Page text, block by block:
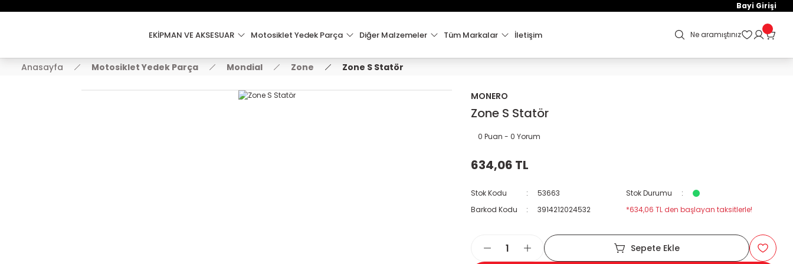
2000 TL VE ÜZERİ KARGO ÜCRETSİZ !
Bayi Girişi
EKİPMAN VE AKSESUAR Motosiklet Yedek Parça Diğer Malzemeler Tüm Markalar İletişim Ne aramıştınız
Anasayfa Motosiklet Yedek Parça Mondial Zone Zone S Statör
MONERO
Zone S Statör
0 Puan - 0 Yorum
634,06 TL
Stok Kodu 53663
Stok Durumu
Barkod Kodu
3914212024532 *634,06 TL den başlayan taksitlerle!
Sepete Ekle